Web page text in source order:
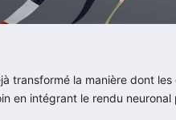
transformé la manière dont
en intégrant le rendu